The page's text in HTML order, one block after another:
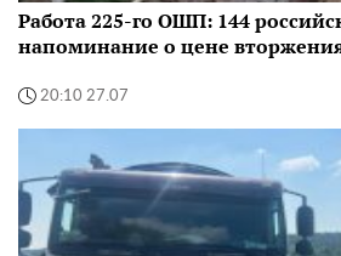
Работа 225-го ОШП: 144
напоминание о цене
20:10 27.07